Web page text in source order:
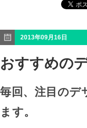
2013年09月16日
おすすめの
毎回、注目のデ
ます。